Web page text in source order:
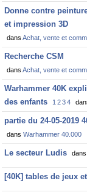
Donne contre
et impression 3D
dans Achat, vente et
Recherche CSM
dans Achat, vente et
Warhammer 40K
des enfants
1 234
partie du 24-05-2019
dans Warhammer 40.000
Le secteur Ludis dans
[40K] tables de jeux